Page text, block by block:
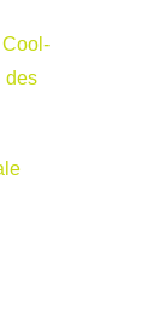
Cool-
des